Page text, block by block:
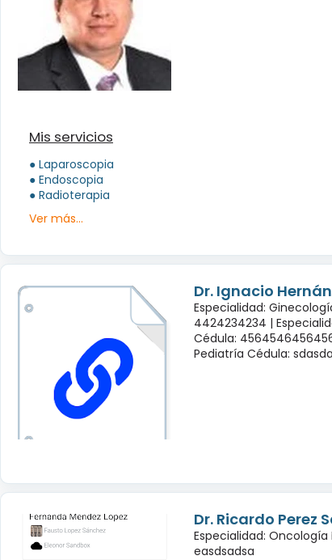
Mis servicios
● Laparoscopia
● Endoscopia
● Radioterapia
Ver más...
Dr. Ignacio
Especialidad:
4424234234 |
Cédula:
Pediatría Cédula:
Dr. Ricardo Perez
Especialidad:
easdsadsa